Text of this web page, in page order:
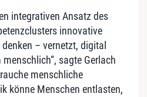
integrativen Ansatz des
innovative
– vernetzt, digital
sagte Gerlach
menschliche
könne Menschen entlasten,